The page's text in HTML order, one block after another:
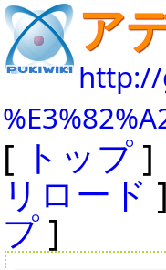
ア
[ トップ
リロード
プ ]